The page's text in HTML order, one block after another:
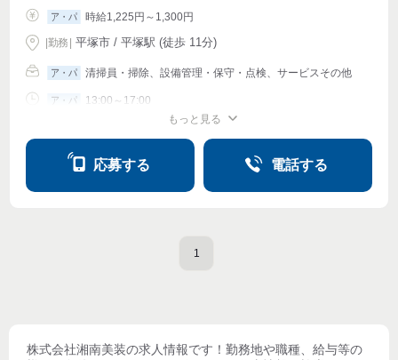
ア・パ 時給1,225円～1,300円
|勤務 平塚市 / 平塚駅 (徒歩 11分)
ア・パ 清掃員・掃除、設備管理・保守・点検、サービスその他
ア・パ 13:00～17:00
もっと見る
応募する 電話する
1
株式会社湘南美装の求人情報です！勤務地や職種、給与等の